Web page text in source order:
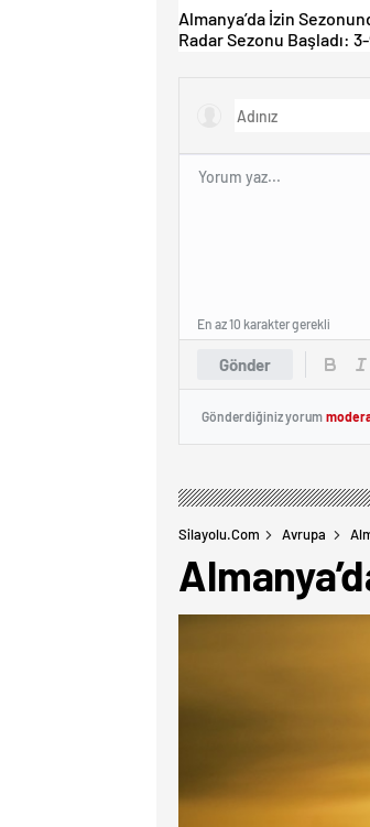
Almanya’da İzin
Radar Sezonu Başladı:
Gönder
En az 10 karakter gerekli
Gönderdiğiniz yorum
Silayolu.com Avrupa